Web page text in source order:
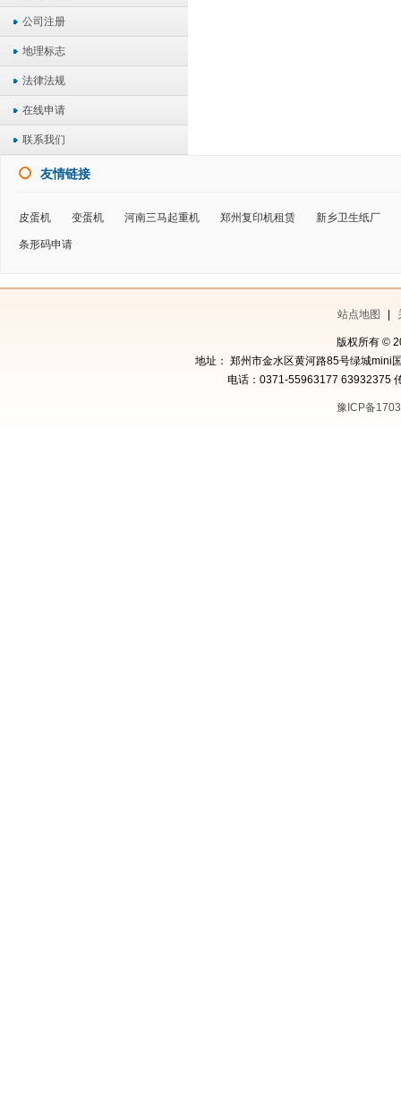
公司注册
地理标志
法律法规
在线申请
联系我们
友情链接
皮蛋机 变蛋机 河南三马起重机 郑州复印机租赁 新乡卫生纸厂
条形码申请
站点地图
版权所有 ©
地址： 郑州市金水区黄河路85号绿城mini
电话：0371-55963177 63932375
豫ICP备